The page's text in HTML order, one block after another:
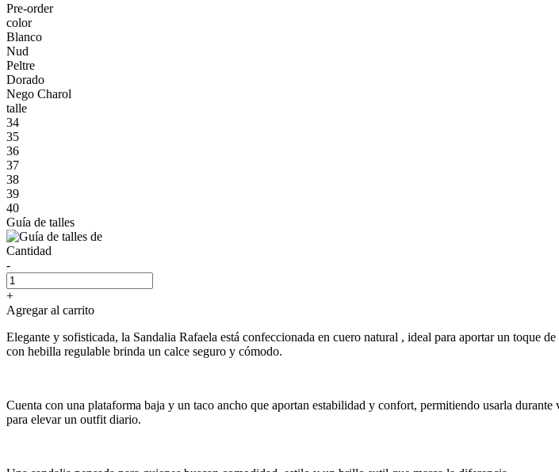
Pre-order
color
Blanco
Nud
Peltre
Dorado
Nego Charol
talle
34
35
36
37
38
39
40
Guía de talles
Cantidad
-
+
Agregar al carrito
Elegante y sofisticada, la Sandalia Rafaela está confeccionada en cuero natural , ideal para aportar un toque
con hebilla regulable brinda un calce seguro y cómodo.
Cuenta con una plataforma baja y un taco ancho que aportan estabilidad y confort, permitiendo usarla
para elevar un outfit diario.